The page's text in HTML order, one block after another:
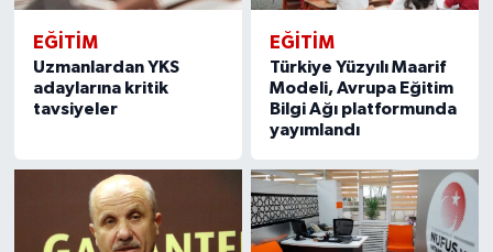
EĞITIM
Uzmanlardan YKS
adaylarına kritik
tavsiyeler
EĞITIM
Türkiye Yüzyılı Maarif
Modeli, Avrupa Eğitim
Bilgi Ağı platformunda
yayımlandı